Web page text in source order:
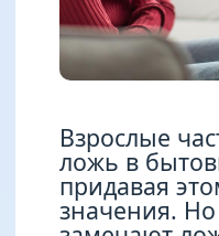
Взрослые
ложь в
придавая
значения. Но